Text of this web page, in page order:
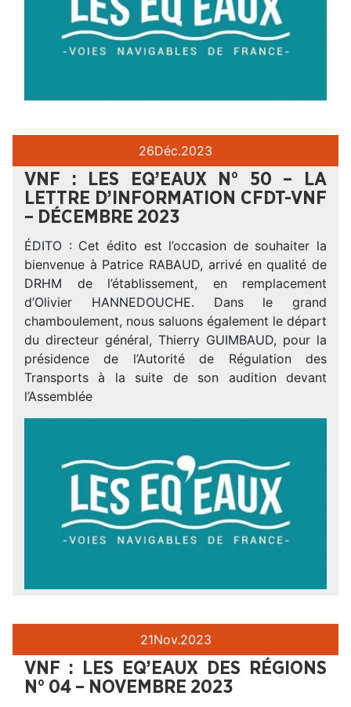
26Déc.2023
VNF : LES EQ’EAUX N° 50 – LA
LETTRE D’INFORMATION CFDT-VNF
– DÉCEMBRE 2023
ÉDITO : Cet édito est l’occasion de souhaiter la
bienvenue à Patrice RABAUD, arrivé en qualité de
DRHM de l’établissement, en remplacement
d’Olivier HANNEDOUCHE. Dans le grand
chamboulement, nous saluons également le départ
du directeur général, Thierry GUIMBAUD, pour la
présidence de l’Autorité de Régulation des
Transports à la suite de son audition devant
l’Assemblée
21Nov.2023
VNF : LES EQ’EAUX DES RÉGIONS
N° 04 – NOVEMBRE 2023